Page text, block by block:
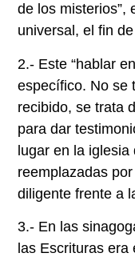
de los misterios”,
universal, el fin
2.- Este “hablar
específico. No se
recibido, se trata
para dar
lugar en la
reemplazadas
diligente frente a
3.- En las
las Escrituras era